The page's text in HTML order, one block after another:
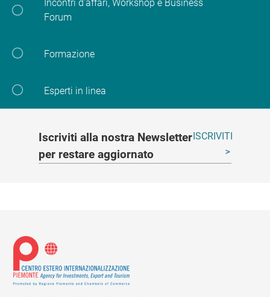
Incontri d'affari, Workshop e Business
Forum
Formazione
Esperti in linea
Iscriviti alla nostra Newsletter
per restare aggiornato
ISCRIVITI